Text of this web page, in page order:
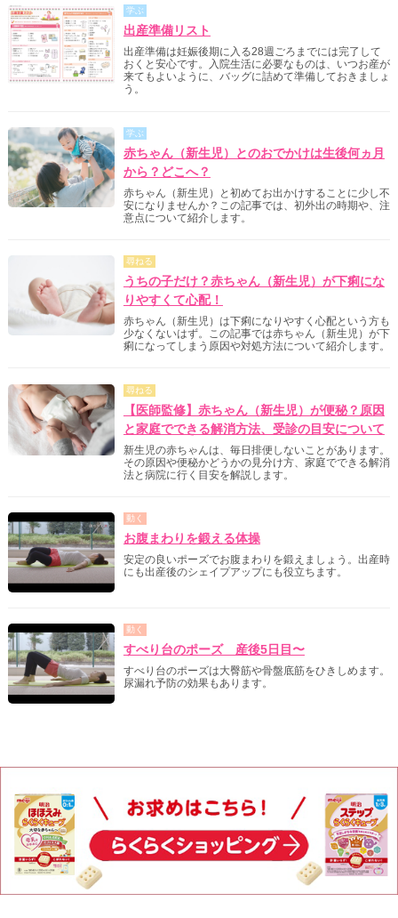
学ぶ
出産準備リスト
出産準備は妊娠後期に入る28週ごろまでには完了して
おくと安心です。入院生活に必要なものは、いつお産が
来てもよいように、バッグに詰めて準備しておきましょ
う。
学ぶ
赤ちゃん（新生児）とのおでかけは生後何ヵ月
から？どこへ？
赤ちゃん（新生児）と初めてお出かけすることに少し不
安になりませんか？この記事では、初外出の時期や、注
意点について紹介します。
尋ねる
うちの子だけ？赤ちゃん（新生児）が下痢にな
りやすくて心配！
赤ちゃん（新生児）は下痢になりやすく心配という方も
少なくないはず。この記事では赤ちゃん（新生児）が下
痢になってしまう原因や対処方法について紹介します。
尋ねる
【医師監修】赤ちゃん（新生児）が便秘？原因
と家庭でできる解消方法、受診の目安について
新生児の赤ちゃんは、毎日排便しないことがあります。
その原因や便秘かどうかの見分け方、家庭でできる解消
法と病院に行く目安を解説します。
動く
お腹まわりを鍛える体操
安定の良いポーズでお腹まわりを鍛えましょう。出産時
にも出産後のシェイプアップにも役立ちます。
動く
すべり台のポーズ 産後5日目〜
すべり台のポーズは大臀筋や骨盤底筋をひきしめます。
尿漏れ予防の効果もあります。